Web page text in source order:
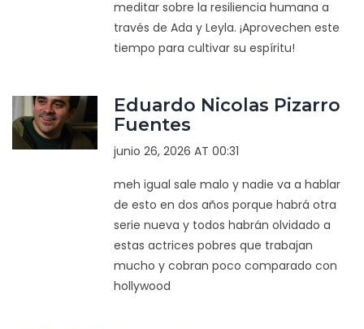
meditar sobre la resiliencia humana a
través de Ada y Leyla. ¡Aprovechen este
tiempo para cultivar su espíritu!
Eduardo Nicolas Pizarro
Fuentes
junio 26, 2026 AT 00:31
meh igual sale malo y nadie va a hablar
de esto en dos años porque habrá otra
serie nueva y todos habrán olvidado a
estas actrices pobres que trabajan
mucho y cobran poco comparado con
hollywood